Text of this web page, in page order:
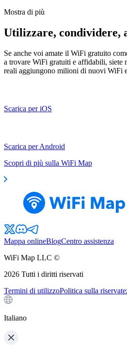
Mostra di più
Utilizzare, condividere,
Se anche voi amate il WiFi gratuito
a trovare WiFi gratuiti e affidabili, siete
reali aggiungono milioni di nuovi WiFi
Scarica per iOS
Scarica per Android
Scopri di più sulla WiFi Map
Mappa onlineBlogCentro assistenza
WiFi Map LLC ©
2026 Tutti i diritti riservati
Termini di utilizzoPolitica sulla
Italiano